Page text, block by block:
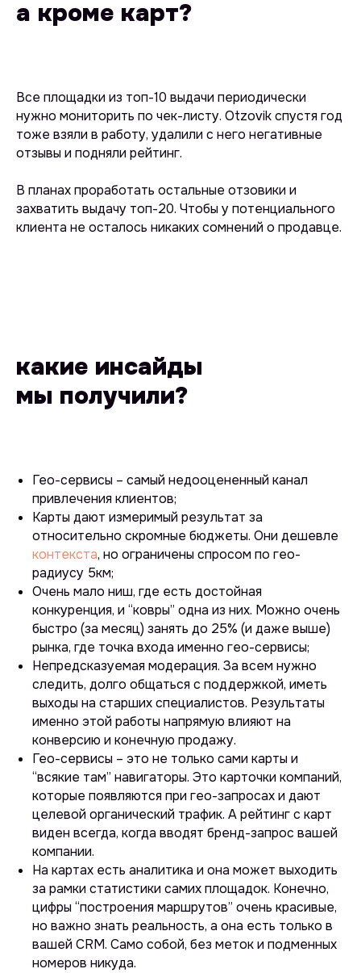
а кроме карт?
Все площадки из топ-10 выдачи периодически
нужно мониторить по чек-листу. Otzovik спустя год
тоже взяли в работу, удалили с него негативные
отзывы и подняли рейтинг.
В планах проработать остальные отзовики и
захватить выдачу топ-20. Чтобы у потенциального
клиента не осталось никаких сомнений о продавце.
какие инсайды
мы получили?
Гео-сервисы – самый недооцененный канал
привлечения клиентов;
Карты дают измеримый результат за
относительно скромные бюджеты. Они дешевле
контекста, но ограничены спросом по гео-
радиусу 5км;
Очень мало ниш, где есть достойная
конкуренция, и “ковры” одна из них. Можно очень
быстро (за месяц) занять до 25% (и даже выше)
рынка, где точка входа именно гео-сервисы;
Непредсказуемая модерация. За всем нужно
следить, долго общаться с поддержкой, иметь
выходы на старших специалистов. Результаты
именно этой работы напрямую влияют на
конверсию и конечную продажу.
Гео-сервисы – это не только сами карты и
“всякие там” навигаторы. Это карточки компаний,
которые появляются при гео-запросах и дают
целевой органический трафик. А рейтинг с карт
виден всегда, когда вводят бренд-запрос вашей
компании.
На картах есть аналитика и она может выходить
за рамки статистики самих площадок. Конечно,
цифры “построения маршрутов” очень красивые,
но важно знать реальность, а она есть только в
вашей CRM. Само собой, без меток и подменных
номеров никуда.
телефон: +7 (993) 076 72 36
email: info@intop.click
telegram-канал: @mapsintop
Комментарий